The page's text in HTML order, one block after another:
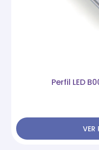
Perfil LED
VER